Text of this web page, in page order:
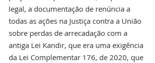
legal, a documentação de renúncia a
todas as ações na Justiça contra a União
sobre perdas de arrecadação com a
antiga Lei Kandir, que era uma exigência
da Lei Complementar 176, de 2020, que